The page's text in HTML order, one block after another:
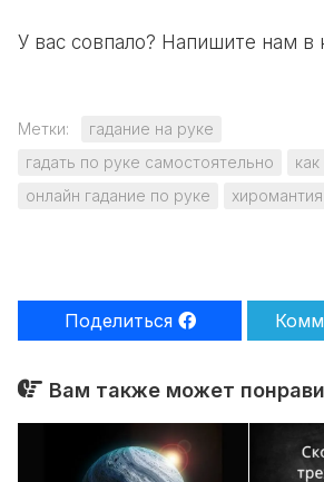
У вас совпало? Напишите нам
Метки:
гадание на руке
гадать по руке самостоятельно
онлайн гадание по руке
хиромантия
Поделиться
Вам также может